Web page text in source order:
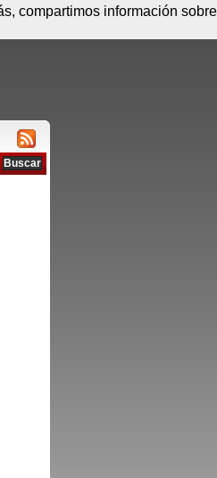
Conectar
compartimos información sobre